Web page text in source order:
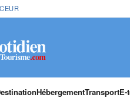
HébergementTransport